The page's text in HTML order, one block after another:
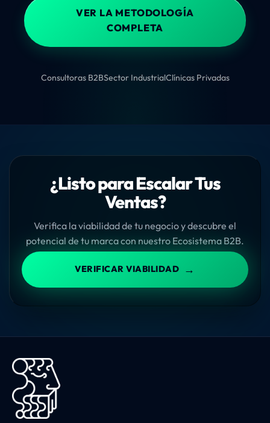
VER LA METODOLOGÍA
COMPLETA
Consultoras B2BSector IndustrialClínicas Privadas
¿Listo para Escalar Tus
Ventas?
Verifica la viabilidad de tu negocio y descubre el
potencial de tu marca con nuestro Ecosistema B2B.
VERIFICAR VIABILIDAD →